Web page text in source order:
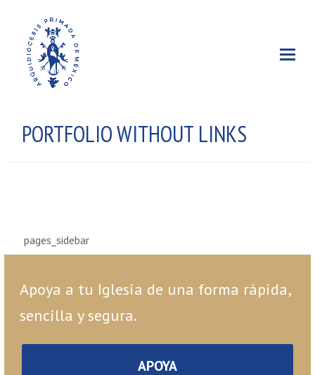
PORTFOLIO WITHOUT LINKS
pages_sidebar
Apoya a tu Iglesia de una forma rápida,
sencilla y segura.
APOYA